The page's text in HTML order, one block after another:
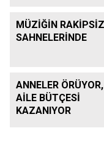
MÜZİĞİN RAKİPSİZ
SAHNELERİNDE
ANNELER ÖRÜYOR,
AİLE BÜTÇESİ
KAZANIYOR